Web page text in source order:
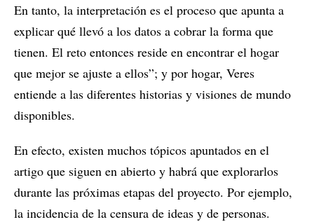
En tanto, la interpretación es el proceso que apunta a
explicar qué llevó a los datos a cobrar la forma que
tienen. El reto entonces reside en encontrar el hogar
que mejor se ajuste a ellos”; y por hogar, Veres
entiende a las diferentes historias y visiones de mundo
disponibles.
En efecto, existen muchos tópicos apuntados en el
artigo que siguen en abierto y habrá que explorarlos
durante las próximas etapas del proyecto. Por ejemplo,
la incidencia de la censura de ideas y de personas.